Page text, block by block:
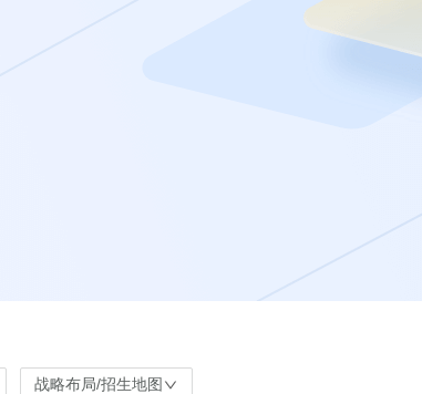
战略布局/招生地图